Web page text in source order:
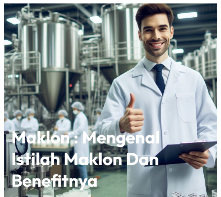
Maklon : Mengenal
Istilah Maklon Dan
Benefitnya